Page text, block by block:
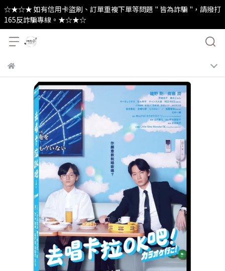
☆★☆★ 如有信用卡盜刷、訂單重複下單等問題 " 皆為詐騙 "，請撥打
165反詐騙專線。★☆★☆